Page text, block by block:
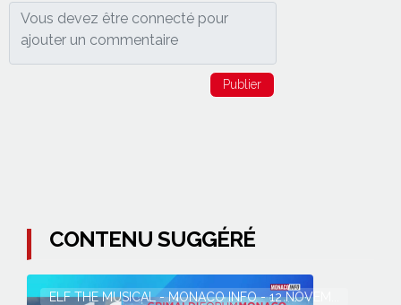
Publier
CONTENU SUGGÉRÉ
ELF THE MUSICAL - MONACO INFO - 12 NOVEM...